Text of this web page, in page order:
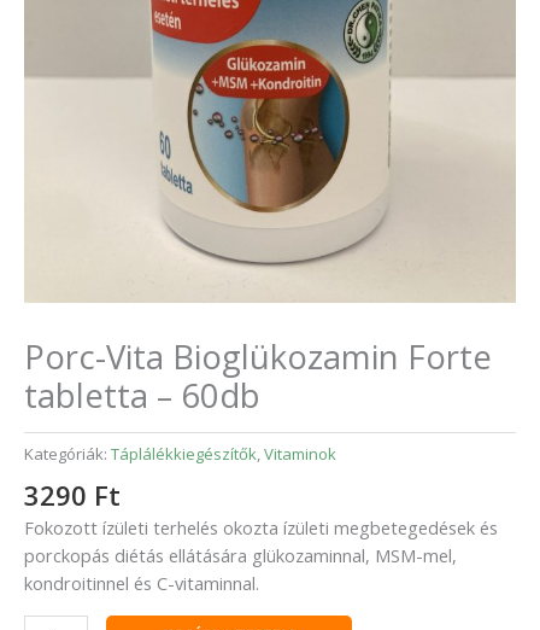
Porc-Vita Bioglükozamin Forte
tabletta – 60db
Kategóriák: Táplálékkiegészítők,Vitaminok
3290 Ft
Fokozott ízületi terhelés okozta ízületi megbetegedések és
porckopás diétás ellátására glükozaminnal, MSM-mel,
kondroitinnel és C-vitaminnal.